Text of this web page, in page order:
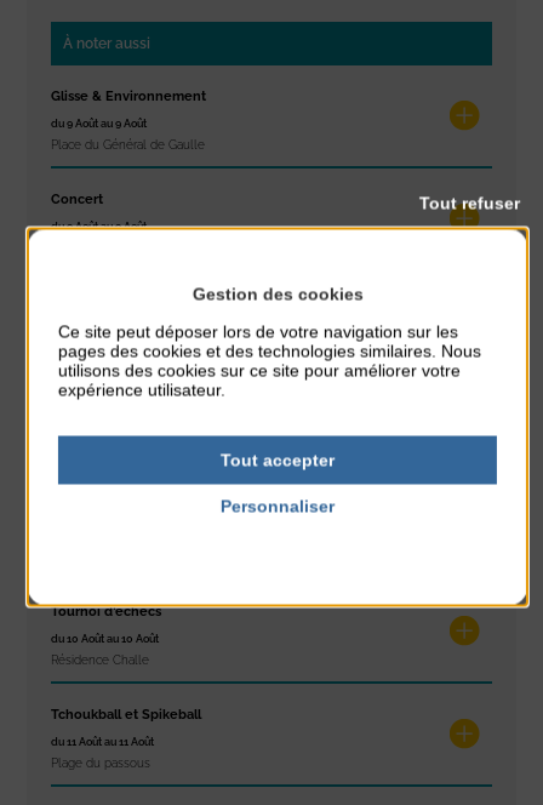
À noter aussi
Glisse & Environnement
du 9 Août au 9 Août
Place du Général de Gaulle
Concert
du 9 Août au 9 Août
Exposition « Itinéraires »
du 10 Août au 16 Août
Petit Office
du 10 Août au 14 Août
Tournoi d’échecs
du 10 Août au 10 Août
Résidence Challe
Tchoukball et Spikeball
du 11 Août au 11 Août
Plage du passous
Gestion des cookies
Ce site peut déposer lors de votre navigation sur les
pages des cookies et des technologies similaires. Nous
utilisons des cookies sur ce site pour améliorer votre
expérience utilisateur.
Tout accepter
Tout refuser
Personnaliser